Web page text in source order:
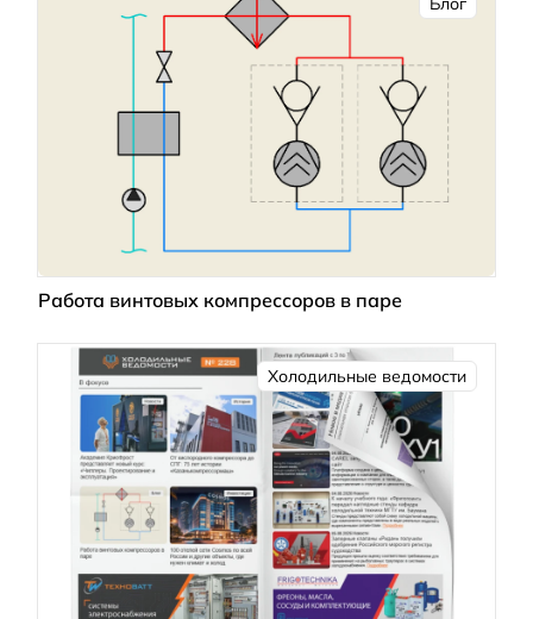
Работа винтовых компрессоров в паре
Холодильные ведомости